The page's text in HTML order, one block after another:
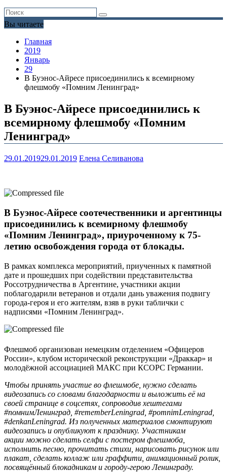
Вы читаете
Главная
2019
Январь
29
В Буэнос-Айресе присоединились к всемирному
флешмобу «Помним Ленинград»
В Буэнос-Айресе присоединились к
всемирному флешмобу «Помним
Ленинград»
29.01.201929.01.2019 Елена Селиванова
В Буэнос-Айресе соотечественники и аргентинцы
присоединились к всемирному флешмобу
«Помним Ленинград», приуроченному к 75-
летию освобождения города от блокады.
В рамках комплекса мероприятий, приученных к памятной
дате и прошедших при содействии представительства
Россотрудничества в Аргентине, участники акции
поблагодарили ветеранов и отдали дань уважения подвигу
города-героя и его жителям, взяв в руки таблички с
надписями «Помним Ленинград».
Флешмоб организован немецким отделением «Офицеров
России», клубом исторической реконструкции «Драккар» и
молодёжной ассоциацией МАКС при КСОРС Германии.
Чтобы принять участие во флешмобе, нужно сделать
видеозапись со словами благодарности и выложить её на
своей странице в соцсетях, сопроводив хештегами
#помнимЛенинград, #rememberLeningrad, #pomnimLeningrad,
#denkanLeningrad. Из полученных материалов смонтируют
видеозапись и опубликуют к празднику. Участникам
акции можно сделать селфи с постером флешмоба,
исполнить песню, прочитать стихи, нарисовать рисунок или
плакат, сделать коллаж или граффити, анимационный ролик,
посвящённый блокадникам и городу-герою Ленинграду.